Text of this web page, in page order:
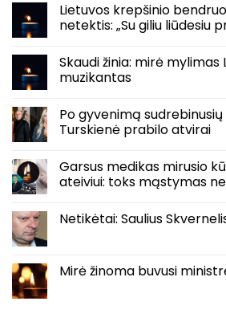
Lietuvos krepšinio
netektis: „Su giliu liūdesiu
Skaudi žinia: mirė mylimas
muzikantas
Po gyvenimą
Turskienė prabilo atvirai
Garsus medikas mirusio
ateiviui: toks mąstymas
Netikėtai: Saulius
Mirė žinoma buvusi